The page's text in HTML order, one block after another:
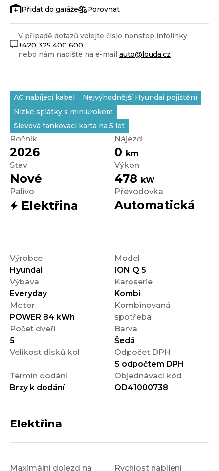
AC nabíjecí kabel
Nejvýhodnější Hyundai pojištění
Nízké splátky s miniúrokem
Slevová tankovací karta na 5 let
Ročník
2026
Nájezd
0 km
Stav
Nové
Výkon
478 kW
Palivo
Elektřina
Převodovka
Automatická
Výrobce
Hyundai
Model
IONIQ 5
Výbava
Everyday
Karoserie
Kombi
Motor
POWER 84 kWh
Kombinovaná
spotřeba
Počet dveří
5
Barva
Šedá
Velikost disků kol
Odpočet DPH
S odpočtem DPH
Termín dodání
Brzy k dodání
Objednávací kód
OD41000738
Elektřina
Maximální dojezd na Rychlost nabíjení
Porovnat
V případě dotazů volejte číslo nonstop infolinky
+420 325 400 600
nebo nám napište na e-mail auto@louda.cz